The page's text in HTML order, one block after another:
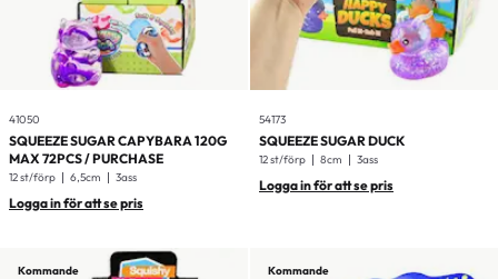
41050
SQUEEZE SUGAR CAPYBARA 120G
MAX 72PCS / PURCHASE
12 st/förp 6,5cm 3ass
Logga in för att se pris
54173
SQUEEZE SUGAR DUCK
12 st/förp 8cm 3ass
Logga in för att se pris
Kommande Kommande